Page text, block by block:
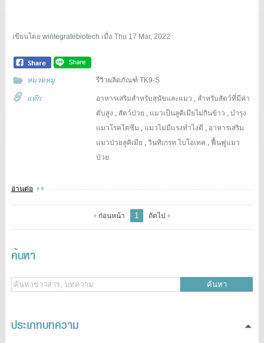
เขียนโดย wintegratebiotech เมื่อ Thu 17 Mar, 2022
หมวดหมู่ รีวิวผลิตภัณฑ์ TK9-S
แท๊ก: อาหารเสริมสำหรับสุนัขและแมว , สำหรับสัตว์ที่มีค่า
ตับสูง , สัตว์ป่วย , แมวเป็นลูคิเมียไม่กินข้าว ,บำรุง
แมวโรคไตซึม , แมวไม่มีแรงทำไงดี , อาหารเสริม
แมวป่วยลูคิเมีย ,วินทิเกรท ไบโอเทค ,ฟื้นฟูแมว
ป่วย
อ่านต่อ
ก่อนหน้า 1 ถัดไป
ค้นหา
ค้นหา
ประเภทบทความ